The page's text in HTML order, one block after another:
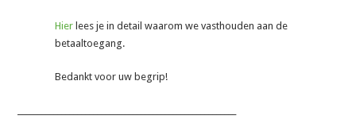
Hier lees je in detail waarom we vasthouden aan de
betaaltoegang.
Bedankt voor uw begrip!